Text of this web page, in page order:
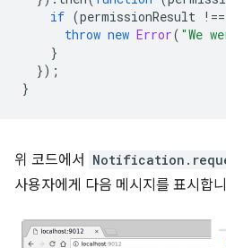
if (permissionResult !==
throw new Error( "We
}
});
}
위 코드에서
사용자에게 다음 메시지를 표시합